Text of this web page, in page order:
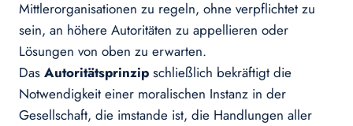
Mittlerorganisationen zu regeln, ohne verpflichtet zu
sein, an höhere Autoritäten zu appellieren oder
Lösungen von oben zu erwarten.
Das Autoritätsprinzip schließlich bekräftigt die
Notwendigkeit einer moralischen Instanz in der
Gesellschaft, die imstande ist, die Handlungen aller